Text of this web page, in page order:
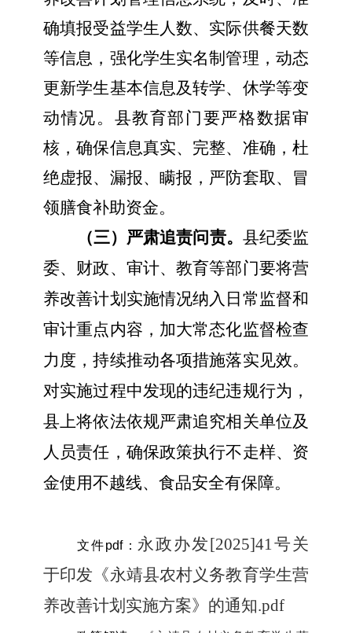
确填报受益学生人数、实际供餐天数
等信息，强化学生实名制管理，动态
更新学生基本信息及转学、休学等变
动情况。县教育部门要严格数据审
核，确保信息真实、完整、准确，杜
绝虚报、漏报、瞒报，严防套取、冒
领膳食补助资金。
（三）严肃追责问责。 县纪委监
委、财政、审计、教育等部门要将营
养改善计划实施情况纳入日常监督和
审计重点内容，加大常态化监督检查
力度，持续推动各项措施落实见效。
对实施过程中发现的违纪违规行为，
县上将依法依规严肃追究相关单位及
人员责任，确保政策执行不走样、资
金使用不越线、食品安全有保障。
文件pdf： 永政办发[2025]41号关
于印发《永靖县农村义务教育学生营
养改善计划实施方案》的通知.pdf